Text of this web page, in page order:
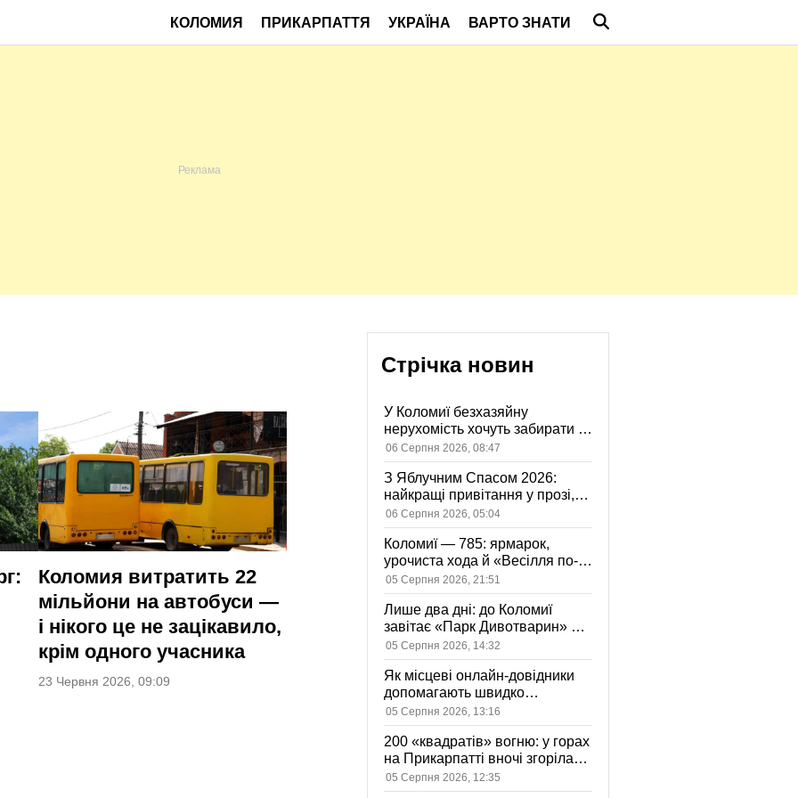
КОЛОМИЯ ПРИКАРПАТТЯ УКРАЇНА ВАРТО ЗНАТИ
Коломия витратить 22
мільйони на автобуси —
і нікого це не зацікавило,
крім одного учасника
23 Червня 2026, 09:09
Стрічка новин
У Коломиї безхазяйну
нерухомість хочуть забирати у
власність громади: що це
означає
06 Серпня 2026, 08:47
З Яблучним Спасом 2026:
найкращі привітання у прозі,
віршах та картинках
06 Серпня 2026, 05:04
Коломиї — 785: ярмарок,
урочиста хода й «Весілля по-
Коломийськи» — чим
дивуватиме День міста
05 Серпня 2026, 21:51
Лише два дні: до Коломиї
завітає «Парк Дивотварин» — і
вхід безкоштовний
05 Серпня 2026, 14:32
Як місцеві онлайн-довідники
допомагають швидко
знаходити послуги у своєму
місті
05 Серпня 2026, 13:16
200 «квадратів» вогню: у горах
на Прикарпатті вночі згоріла
садиба, є постраждала
05 Серпня 2026, 12:35